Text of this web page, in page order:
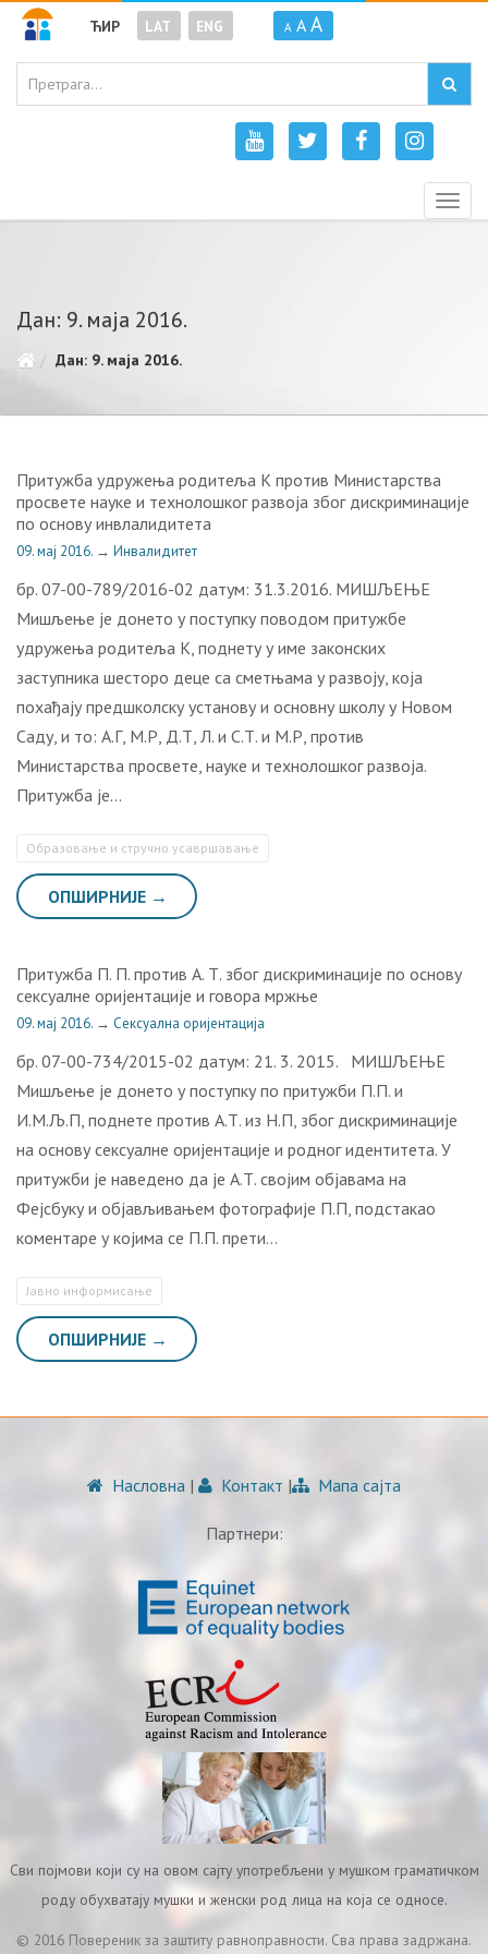
ЋИР LAT ENG A A A
Дан: 9. маја 2016.
Дан: 9. маја 2016.
Притужба удружења родитеља К против Министарства
просвете науке и технолошког развоја због дискриминације
по основу инвлалидитета
09. мај 2016. → Инвалидитет
бр. 07-00-789/2016-02 датум: 31.3.2016. МИШЉЕЊЕ
Мишљење је донето у поступку поводом притужбе
удружења родитеља К, поднету у име законских
заступника шесторо деце са сметњама у развоју, која
похађају предшколску установу и основну школу у Новом
Саду, и то: А.Г, М.Р, Д.Т, Л. и С.Т. и М.Р, против
Министарства просвете, науке и технолошког развоја.
Притужба је…
Образовање и стручно усавршавање
ОПШИРНИЈЕ →
Притужба П. П. против А. Т. због дискриминације по основу
сексуалне оријентације и говора мржње
09. мај 2016. → Сексуална оријентација
бр. 07-00-734/2015-02 датум: 21. 3. 2015. МИШЉЕЊЕ
Мишљење је донето у поступку по притужби П.П. и
И.М.Љ.П, поднете против А.Т. из Н.П, због дискриминације
на основу сексуалне оријентације и родног идентитета. У
притужби је наведено да је А.Т. својим објавама на
Фејсбуку и објављивањем фотографије П.П, подстакао
коментаре у којима се П.П. прети…
Јавно информисање
ОПШИРНИЈЕ →
Насловна | Контакт | Мапа сајта
Партнери:
Сви појмови који су на овом сајту употребљени у мушком граматичком
роду обухватају мушки и женски род лица на која се односе.
© 2016 Повереник за заштиту равноправности. Сва права задржана.